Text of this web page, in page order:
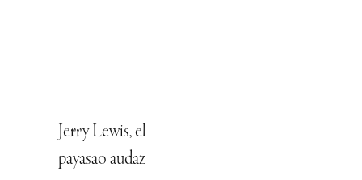
Jerry Lewis, el
payasao audaz